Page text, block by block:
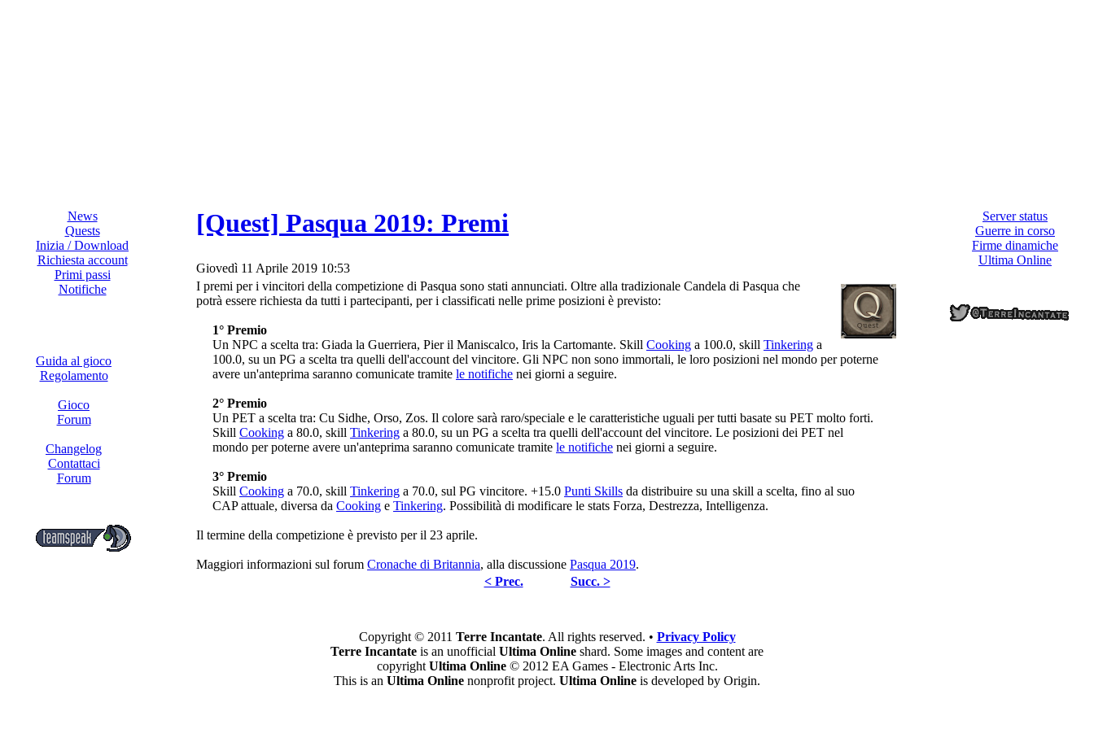
News
Quests
Inizia / Download
Richiesta account
Primi passi
Notifiche
Guida al gioco
Regolamento
Gioco
Forum
Changelog
Contattaci
Forum
[Quest] Pasqua 2019: Premi
Giovedì 11 Aprile 2019 10:53
I premi per i vincitori della competizione di Pasqua sono stati annunciati. Oltre alla tradizionale Candela di Pasqua che
potrà essere richiesta da tutti i partecipanti, per i classificati nelle prime posizioni è previsto:
1° Premio
Un NPC a scelta tra: Giada la Guerriera, Pier il Maniscalco, Iris la Cartomante. Skill Cooking a 100.0, skill Tinkering a
100.0, su un PG a scelta tra quelli dell'account del vincitore. Gli NPC non sono immortali, le loro posizioni nel mondo per poterne
avere un'anteprima saranno comunicate tramite le notifiche nei giorni a seguire.
2° Premio
Un PET a scelta tra: Cu Sidhe, Orso, Zos. Il colore sarà raro/speciale e le caratteristiche uguali per tutti basate su PET molto forti.
Skill Cooking a 80.0, skill Tinkering a 80.0, su un PG a scelta tra quelli dell'account del vincitore. Le posizioni dei PET nel
mondo per poterne avere un'anteprima saranno comunicate tramite le notifiche nei giorni a seguire.
3° Premio
Skill Cooking a 70.0, skill Tinkering a 70.0, sul PG vincitore. +15.0 Punti Skills da distribuire su una skill a scelta, fino al suo
CAP attuale, diversa da Cooking e Tinkering. Possibilità di modificare le stats Forza, Destrezza, Intelligenza.
Il termine della competizione è previsto per il 23 aprile.
Maggiori informazioni sul forum Cronache di Britannia, alla discussione Pasqua 2019.
< Prec.
Succ. >
Copyright © 2011 Terre Incantate. All rights reserved. • Privacy Policy
Terre Incantate is an unofficial Ultima Online shard. Some images and content are
copyright Ultima Online© 2012 EA Games - Electronic Arts Inc.
This is an Ultima Online nonprofit project. Ultima Online is developed by Origin.
Server status
Guerre in corso
Firme dinamiche
Ultima Online